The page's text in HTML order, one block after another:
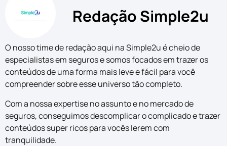
Redação Simple2u
O nosso time de redação aqui na Simple2u é cheio de
especialistas em seguros e somos focados em trazer os
conteúdos de uma forma mais leve e fácil para você
compreender sobre esse universo tão completo.
Com a nossa expertise no assunto e no mercado de
seguros, conseguimos descomplicar o complicado e trazer
conteúdos super ricos para vocês lerem com
tranquilidade.